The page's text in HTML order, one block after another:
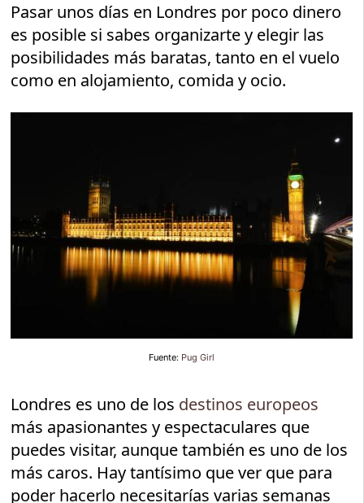
Pasar unos días en Londres por poco dinero
es posible si sabes organizarte y elegir las
posibilidades más baratas, tanto en el vuelo
como en alojamiento, comida y ocio.
Fuente: Pug Girl
Londres es uno de los destinos europeos
más apasionantes y espectaculares que
puedes visitar, aunque también es uno de los
más caros. Hay tantísimo que ver que para
poder hacerlo necesitarías varias semanas